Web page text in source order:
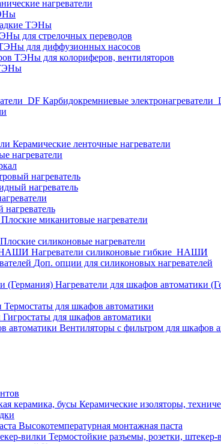
нагреватели
ТЭНы
для стрелочных переводов
для диффузионных насосов
ТЭНы для колориферов, вентиляторов
Карбидокремниевые
Керамические ленточные нагреватели
нагреватели
нагреватель
нагреватель
Плоские миканитовые нагреватели
Плоские силиконовые нагреватели
Нагреватели силиконовые гибкие_НАШИ
Доп. опции для силиконовых нагревателей
Нагреватели для шкафов автоматики
Термостаты для шкафов автоматики
Гигростаты для шкафов автоматики
Вентиляторы с фильтром для шкафов
Керамические изоляторы,
Высокотемпературная монтажная паста
Термостойкие разъемы, розетки, штекер-